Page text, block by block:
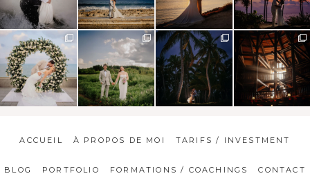
ACCUEIL À PROPOS DE MOI TARIFS / INVESTMENT
BLOG PORTFOLIO FORMATIONS / COACHINGS CONTACT